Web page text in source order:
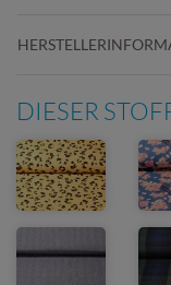
DIESER